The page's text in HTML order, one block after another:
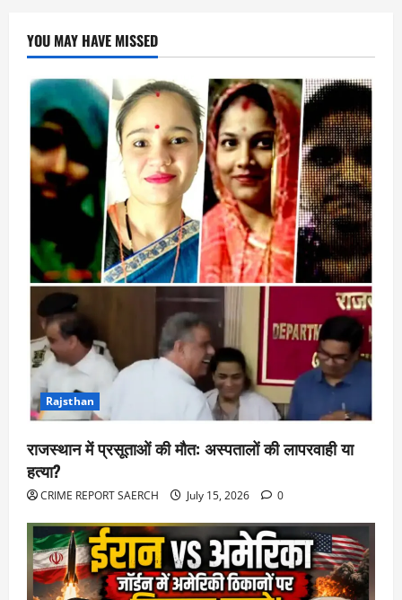
YOU MAY HAVE MISSED
Rajsthan
राजस्थान में प्रसूताओं की मौत: अस्पतालों की लापरवाही या
हत्या?
CRIME REPORT SAERCH July 15, 2026 0